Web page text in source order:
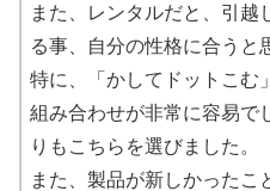
また、レンタルだと、引越
る事、自分の性格に合うと
特に、「かしてドットこむ
組み合わせが非常に容易で
りもこちらを選びました。
また、製品が新しかったこ